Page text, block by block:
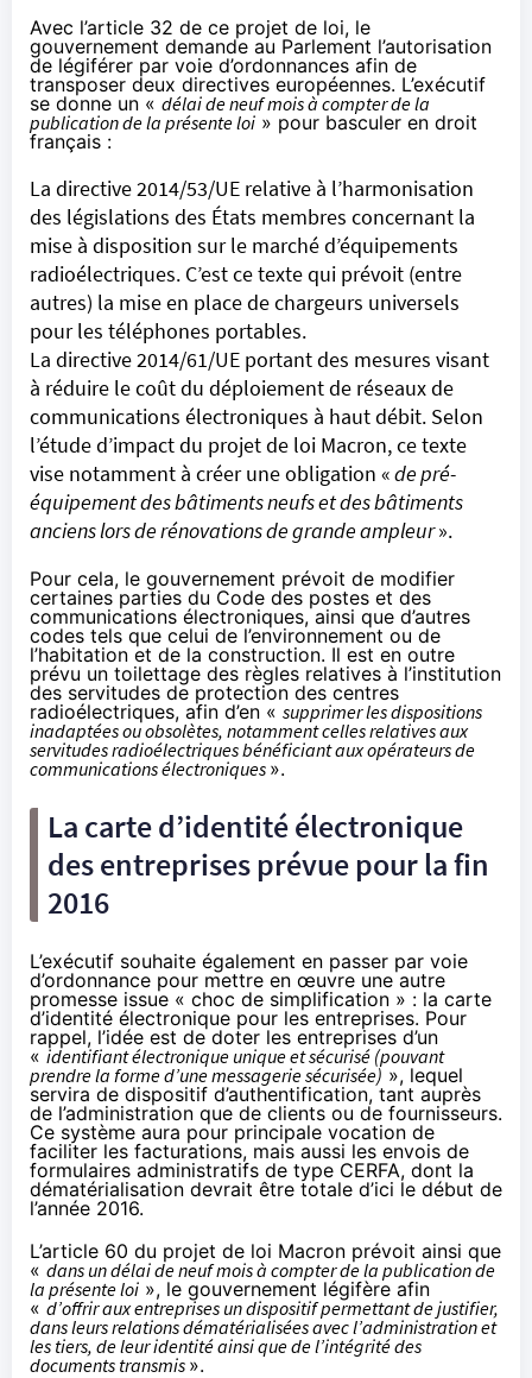
Avec l’article 32 de ce projet de loi, le
gouvernement demande au Parlement l’autorisation
de légiférer par voie d’ordonnances afin de
transposer deux directives européennes. L’exécutif
se donne un « délai de neuf mois à compter de la
publication de la présente loi » pour basculer en droit
français :
La directive 2014/53/UE relative à l’harmonisation
des législations des États membres concernant la
mise à disposition sur le marché d’équipements
radioélectriques. C’est ce texte qui prévoit (entre
autres) la mise en place de chargeurs universels
pour les téléphones portables.
La directive 2014/61/UE portant des mesures visant
à réduire le coût du déploiement de réseaux de
communications électroniques à haut débit. Selon
l’étude d’impact du projet de loi Macron, ce texte
vise notamment à créer une obligation «de pré-
équipement des bâtiments neufs et des bâtiments
anciens lors de rénovations de grande ampleur».
Pour cela, le gouvernement prévoit de modifier
certaines parties du Code des postes et des
communications électroniques, ainsi que d’autres
codes tels que celui de l’environnement ou de
l’habitation et de la construction. Il est en outre
prévu un toilettage des règles relatives à l’institution
des servitudes de protection des centres
radioélectriques, afin d’en « supprimer les dispositions
inadaptées ou obsolètes, notamment celles relatives aux
servitudes radioélectriques bénéficiant aux opérateurs de
communications électroniques ».
La carte d’identité électronique
des entreprises prévue pour la fin
2016
L’exécutif souhaite également en passer par voie
d’ordonnance pour mettre en œuvre une autre
promesse issue « choc de simplification » : la carte
d’identité électronique pour les entreprises. Pour
rappel, l’idée est de doter les entreprises d’un
« identifiant électronique unique et sécurisé (pouvant
prendre la forme d’une messagerie sécurisée) », lequel
servira de dispositif d’authentification, tant auprès
de l’administration que de clients ou de fournisseurs.
Ce système aura pour principale vocation de
faciliter les facturations, mais aussi les envois de
formulaires administratifs de type CERFA, dont la
dématérialisation devrait être totale d’ici le début de
l’année 2016.
L’article 60 du projet de loi Macron prévoit ainsi que
« dans un délai de neuf mois à compter de la publication de
la présente loi », le gouvernement légifère afin
« d’offrir aux entreprises un dispositif permettant de justifier,
dans leurs relations dématérialisées avec l’administration et
les tiers, de leur identité ainsi que de l’intégrité des
documents transmis ».